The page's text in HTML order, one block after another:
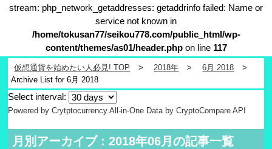
stream: php_network_getaddresses: getaddrinfo failed: Name or
service not known in
/home/tokusan77/seikou778.com/public_html/wp-
content/themes/as01/header.phpon line 117
仮想通貨を始めたい人必見! TOP 2018年
6月 2018
Archive List for 6月 2018
Select interval:
Powered by Crytptocurrency All-in-One Data by CryptoCompare API
月別アーカイブ : 2018年06月の記事一覧